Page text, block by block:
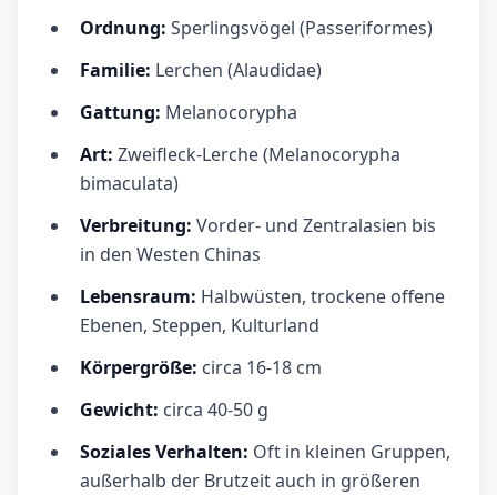
Ordnung: Sperlingsvögel (Passeriformes)
Familie: Lerchen (Alaudidae)
Gattung: Melanocorypha
Art: Zweifleck-Lerche (Melanocorypha
bimaculata)
Verbreitung: Vorder- und Zentralasien bis
in den Westen Chinas
Lebensraum: Halbwüsten, trockene offene
Ebenen, Steppen, Kulturland
Körpergröße: circa 16-18 cm
Gewicht: circa 40-50 g
Soziales Verhalten: Oft in kleinen Gruppen,
außerhalb der Brutzeit auch in größeren